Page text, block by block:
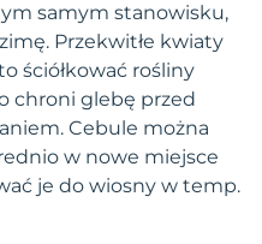
samym stanowisku,
Przekwitłe kwiaty
ściółkować rośliny
chroni glebę przed
Cebule można
w nowe miejsce
je do wiosny w temp.